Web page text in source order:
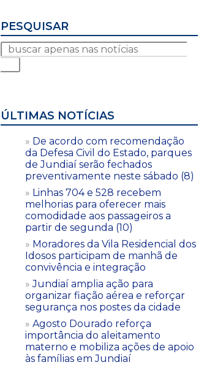
PESQUISAR
ÚLTIMAS NOTÍCIAS
De acordo com recomendação
da Defesa Civil do Estado, parques
de Jundiaí serão fechados
preventivamente neste sábado (8)
Linhas 704 e 528 recebem
melhorias para oferecer mais
comodidade aos passageiros a
partir de segunda (10)
Moradores da Vila Residencial dos
Idosos participam de manhã de
convivência e integração
Jundiaí amplia ação para
organizar fiação aérea e reforçar
segurança nos postes da cidade
Agosto Dourado reforça
importância do aleitamento
materno e mobiliza ações de apoio
às famílias em Jundiaí